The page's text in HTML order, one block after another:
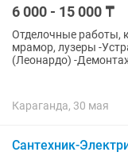
6 000 - 15 000 ₸
Отделочные работы,
мрамор, лузеры -Устранение
(Леонардо) -
Караганда, 30 мая
Сантехник-